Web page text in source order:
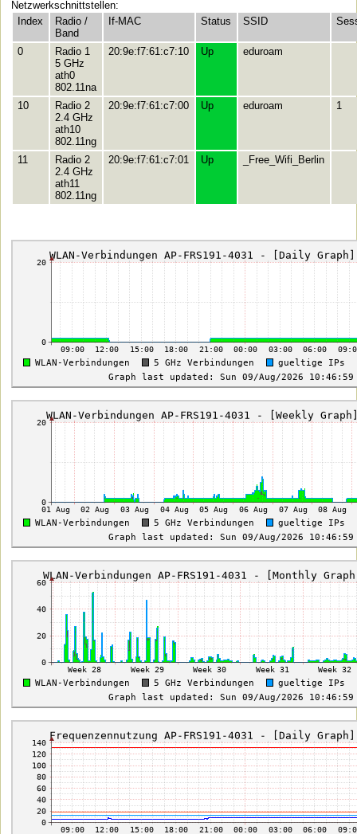
Netzwerkschnittstellen:
Index
Radio /
Band
If-MAC Status SSID
0
Radio 1
5 GHz
ath0
802.11na
20:9e:f7:61:c7:10 Up eduroam
10
Radio 2
2.4 GHz
ath10
802.11ng
20:9e:f7:61:c7:00 Up eduroam 1
11
Radio 2
2.4 GHz
ath11
802.11ng
20:9e:f7:61:c7:01 Up _Free_Wifi_Berlin